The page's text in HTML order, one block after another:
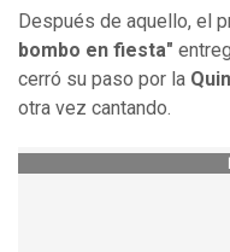
Después de aquello, el
bombo en fiesta"
cerró su paso por la
otra vez cantando.